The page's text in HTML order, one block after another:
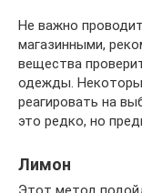
Не важно
магазинными,
вещества
одежды.
реагировать на
это редко, но
Лимон